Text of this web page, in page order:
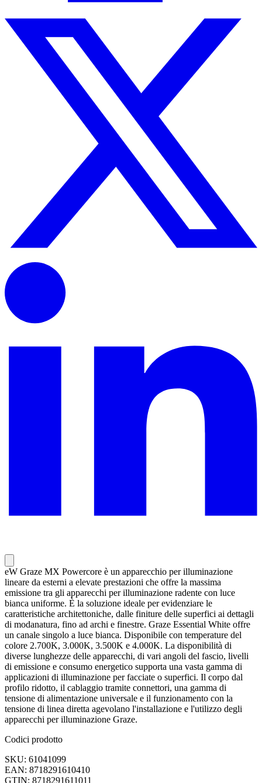
eW Graze MX Powercore è un apparecchio per illuminazione
lineare da esterni a elevate prestazioni che offre la massima
emissione tra gli apparecchi per illuminazione radente con luce
bianca uniforme. È la soluzione ideale per evidenziare le
caratteristiche architettoniche, dalle finiture delle superfici ai dettagli
di modanatura, fino ad archi e finestre. Graze Essential White offre
un canale singolo a luce bianca. Disponibile con temperature del
colore 2.700K, 3.000K, 3.500K e 4.000K. La disponibilità di
diverse lunghezze delle apparecchi, di vari angoli del fascio, livelli
di emissione e consumo energetico supporta una vasta gamma di
applicazioni di illuminazione per facciate o superfici. Il corpo dal
profilo ridotto, il cablaggio tramite connettori, una gamma di
tensione di alimentazione universale e il funzionamento con la
tensione di linea diretta agevolano l'installazione e l'utilizzo degli
apparecchi per illuminazione Graze.
Codici prodotto
SKU: 61041099
EAN: 8718291610410
GTIN: 8718291611011